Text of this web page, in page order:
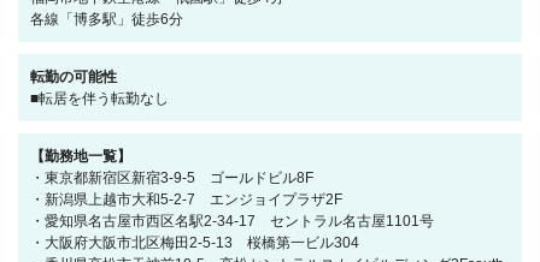
各線「博多駅」徒歩6分
転勤の可能性
■転居を伴う転勤なし
【勤務地一覧】
・東京都新宿区新宿3-9-5 ゴールドビル8F
・新潟県上越市大和5-2-7 エンジョイプラザ2F
・愛知県名古屋市西区名駅2-34-17 セントラル名古屋1101号
・大阪府大阪市北区梅田2-5-13 桜橋第一ビル304